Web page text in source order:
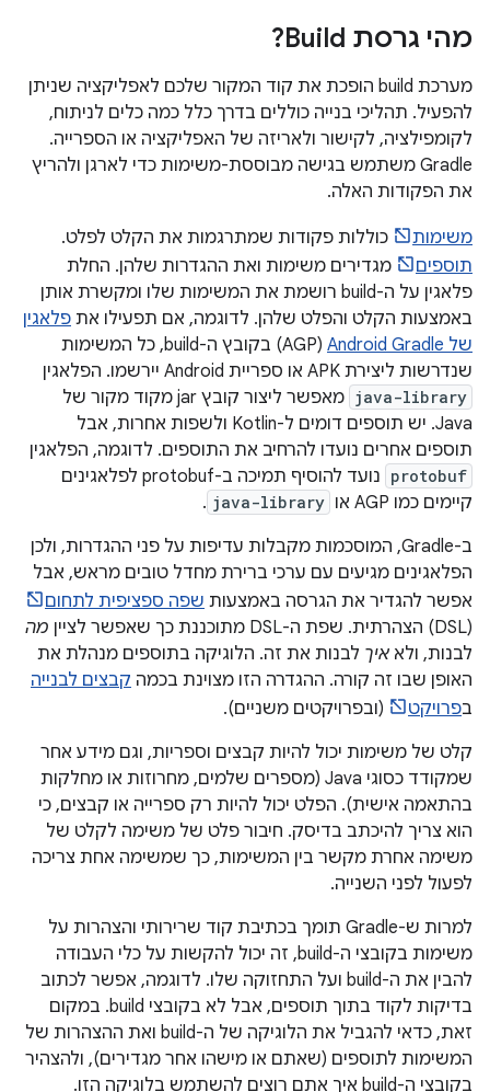
מהי גרסת Build?
מערכת build הופכת את קוד המקור שלכם לאפליקציה שניתן
להפעיל. תהליכי בנייה כוללים בדרך כלל כמה כלים לניתוח,
לקומפילציה, לקישור ולאריזה של האפליקציה או הספרייה.
‫Gradle משתמש בגישה מבוססת-משימות כדי לארגן ולהריץ
את הפקודות האלה.
משימות
כוללות פקודות שמתרגמות את הקלט לפלט.
תוספים
מגדירים משימות ואת ההגדרות שלהן. החלת
פלאגין על ה-build רושמת את המשימות שלו ומקשרת אותן
באמצעות הקלט והפלט שלהן. לדוגמה, אם תפעילו את פלאגין
של Android Gradle
‏ (AGP) בקובץ ה-build, כל המשימות
שנדרשות ליצירת APK או ספריית Android יירשמו. הפלאגין
java-library
מאפשר ליצור קובץ jar מקוד מקור של
Java. יש תוספים דומים ל-Kotlin ולשפות אחרות, אבל
תוספים אחרים נועדו להרחיב את התוספים. לדוגמה, הפלאגין
protobuf
נועד להוסיף תמיכה ב-protobuf לפלאגינים
קיימים כמו AGP או
java-library
.
ב-Gradle, המוסכמות מקבלות עדיפות על פני ההגדרות, ולכן
הפלאגינים מגיעים עם ערכי ברירת מחדל טובים מראש, אבל
אפשר להגדיר את הגרסה באמצעות שפה ספציפית לתחום
(DSL) הצהרתית. שפת ה-DSL מתוכננת כך שאפשר לציין
מה
לבנות, ולא איך לבנות את זה. הלוגיקה בתוספים מנהלת את
האופן שבו זה קורה. ההגדרה הזו מצוינת בכמה קבצים לבנייה
בפרויקט
(ובפרויקטים משניים).
קלט של משימות יכול להיות קבצים וספריות, וגם מידע אחר
שמקודד כסוגי Java (מספרים שלמים, מחרוזות או מחלקות
בהתאמה אישית). הפלט יכול להיות רק ספרייה או קבצים, כי
הוא צריך להיכתב בדיסק. חיבור פלט של משימה לקלט של
משימה אחרת מקשר בין המשימות, כך שמשימה אחת צריכה
לפעול לפני השנייה.
למרות ש-Gradle תומך בכתיבת קוד שרירותי והצהרות על
משימות בקובצי ה-build, זה יכול להקשות על כלי העבודה
להבין את ה-build ועל התחזוקה שלו. לדוגמה, אפשר לכתוב
בדיקות לקוד בתוך תוספים, אבל לא בקובצי build. במקום
זאת, כדאי להגביל את הלוגיקה של ה-build ואת ההצהרות של
המשימות לתוספים (שאתם או מישהו אחר מגדירים), ולהצהיר
בקובצי ה-build איך אתם רוצים להשתמש בלוגיקה הזו.